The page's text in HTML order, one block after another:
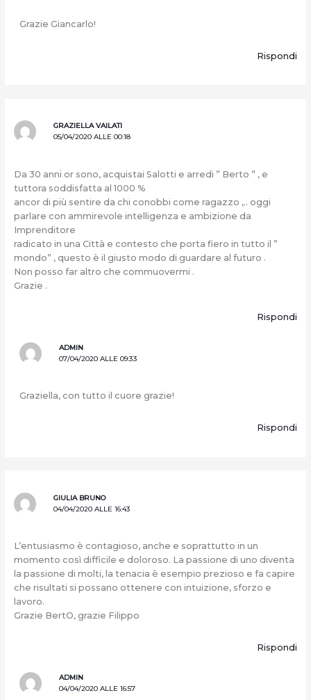
Grazie Giancarlo!
Rispondi
GRAZIELLA VAILATI
05/04/2020 ALLE 00:18
Da 30 anni or sono, acquistai Salotti e arredi ” Berto ” , e
tuttora soddisfatta al 1000 %
ancor di più sentire da chi conobbi come ragazzo ,.. oggi
parlare con ammirevole intelligenza e ambizione da
Imprenditore
radicato in una Città e contesto che porta fiero in tutto il ”
mondo” , questo è il giusto modo di guardare al futuro .
Non posso far altro che commuovermi .
Grazie .
Rispondi
ADMIN
07/04/2020 ALLE 09:33
Graziella, con tutto il cuore grazie!
Rispondi
GIULIA BRUNO
04/04/2020 ALLE 16:43
L’entusiasmo è contagioso, anche e soprattutto in un
momento così difficile e doloroso. La passione di uno diventa
la passione di molti, la tenacia è esempio prezioso e fa capire
che risultati si possano ottenere con intuizione, sforzo e
lavoro.
Grazie BertO, grazie Filippo
Rispondi
ADMIN
04/04/2020 ALLE 16:57